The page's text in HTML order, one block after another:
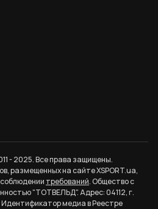
- 2025. Все права защищены.
размещенных на сайте XSPORT.ua,
требований. Общество с
"ТОТВЕЛЬД". Адрес: 04112, г.
Идентификатор медиа в Реестре